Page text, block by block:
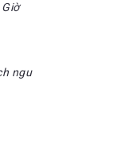
ngu